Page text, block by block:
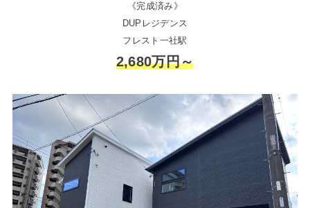
《完成済み》
DUPレジデンス
フレスト一社駅
2,680万円～